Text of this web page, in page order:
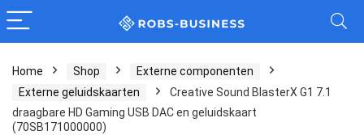
Home Shop
Externe componenten
Externe geluidskaarten
Creative Sound BlasterX G1 7.1
draagbare HD Gaming USB DAC en geluidskaart
(70SB171000000)